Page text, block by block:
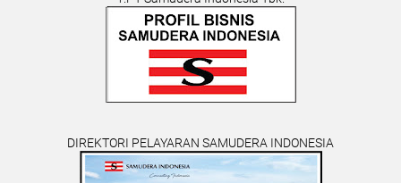
DIREKTORI PELAYARAN SAMUDERA INDONESIA